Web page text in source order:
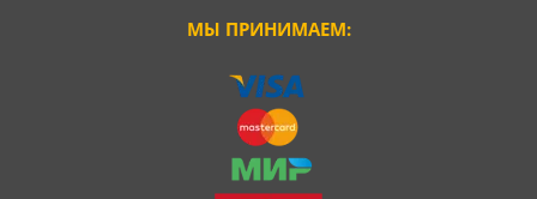
МЫ ПРИНИМАЕМ: